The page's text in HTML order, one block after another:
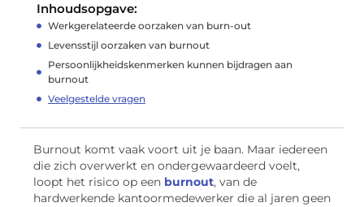
Inhoudsopgave:
Werkgerelateerde oorzaken van burn-out
Levensstijl oorzaken van burnout
Persoonlijkheidskenmerken kunnen bijdragen aan
burnout
Veelgestelde vragen
Burnout komt vaak voort uit je baan. Maar iedereen
die zich overwerkt en ondergewaardeerd voelt,
loopt het risico op een burnout, van de
hardwerkende kantoormedewerker die al jaren geen